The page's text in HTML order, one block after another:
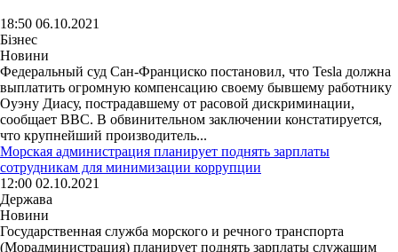
18:50 06.10.2021
Бізнес
Новини
Федеральный суд Сан-Франциско постановил, что Tesla должна
выплатить огромную компенсацию своему бывшему работнику
Оуэну Диасу, пострадавшему от расовой дискриминации,
сообщает BBC. В обвинительном заключении констатируется,
что крупнейший производитель...
Морская администрация планирует поднять зарплаты
сотрудникам для минимизации коррупции
12:00 02.10.2021
Держава
Новини
Государственная служба морского и речного транспорта
(Морадминистрация) планирует поднять зарплаты служащим